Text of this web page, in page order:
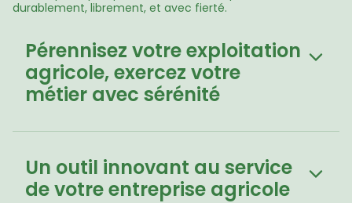
durablement, librement, et avec fierté.
Pérennisez votre exploitation
agricole, exercez votre
métier avec sérénité
Un outil innovant au service
de votre entreprise agricole